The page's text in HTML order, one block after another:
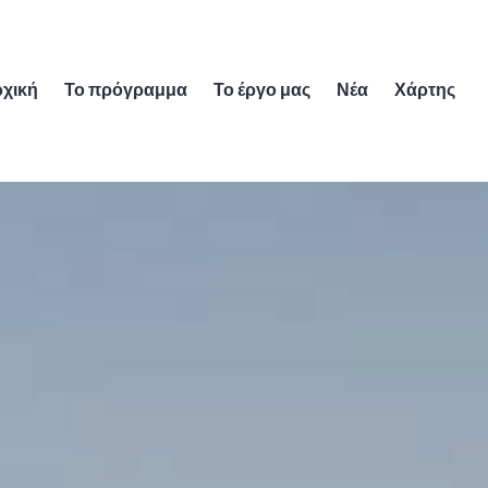
Το πρόγραμμα Το έργο μας Νέα Χάρτης